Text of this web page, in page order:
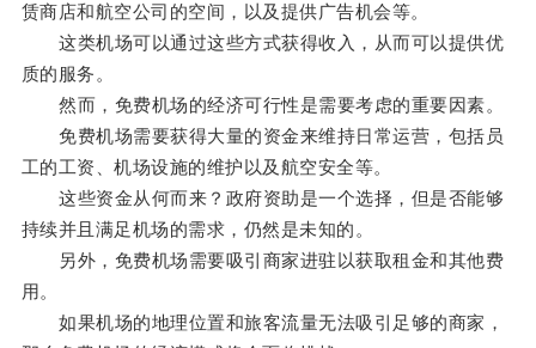
赁商店和航空公司的空间，以及提供广告机会等。
这类机场可以通过这些方式获得收入，从而可以提供优
质的服务。
然而，免费机场的经济可行性是需要考虑的重要因素。
免费机场需要获得大量的资金来维持日常运营，包括员
工的工资、机场设施的维护以及航空安全等。
这些资金从何而来？政府资助是一个选择，但是否能够
持续并且满足机场的需求，仍然是未知的。
另外，免费机场需要吸引商家进驻以获取租金和其他费
用。
如果机场的地理位置和旅客流量无法吸引足够的商家，